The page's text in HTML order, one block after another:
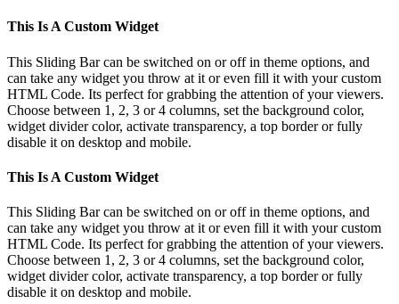
This Is A Custom Widget
This Sliding Bar can be switched on or off in theme options, and
can take any widget you throw at it or even fill it with your custom
HTML Code. Its perfect for grabbing the attention of your viewers.
Choose between 1, 2, 3 or 4 columns, set the background color,
widget divider color, activate transparency, a top border or fully
disable it on desktop and mobile.
This Is A Custom Widget
This Sliding Bar can be switched on or off in theme options, and
can take any widget you throw at it or even fill it with your custom
HTML Code. Its perfect for grabbing the attention of your viewers.
Choose between 1, 2, 3 or 4 columns, set the background color,
widget divider color, activate transparency, a top border or fully
disable it on desktop and mobile.